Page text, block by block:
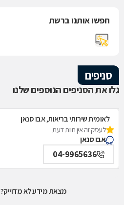
חפשו אותנו ברשת
סניפים
גלו את הסניפים הנוספים שלנו
לאומית שירותי בריאות, אבו סנאן
לעסק זה אין חוות דעת
אבו סנאן
04-9965636
מצאת מידע לא מדוייק?